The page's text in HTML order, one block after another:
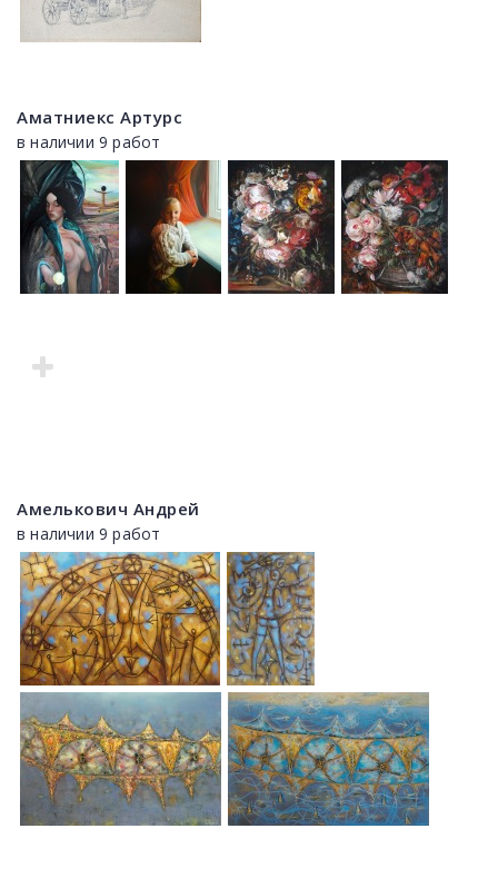
Аматниекс Артурс
в наличии 9 работ
Амелькович Андрей
в наличии 9 работ